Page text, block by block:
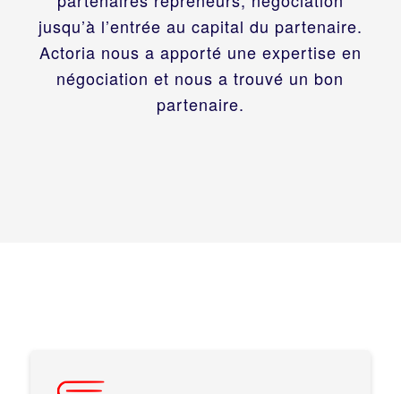
jusqu’à l’entrée au capital du partenaire.
Actoria nous a apporté une expertise en
négociation et nous a trouvé un bon
partenaire.